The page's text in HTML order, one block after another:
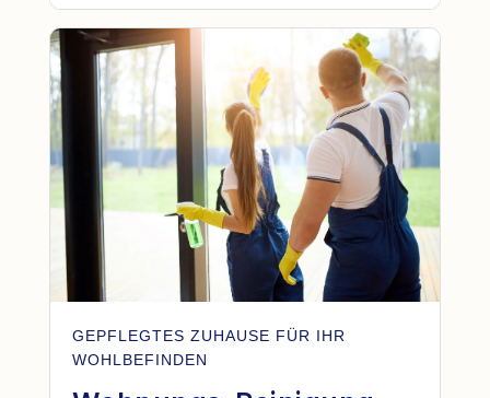
GEPFLEGTES ZUHAUSE FÜR IHR
WOHLBEFINDEN